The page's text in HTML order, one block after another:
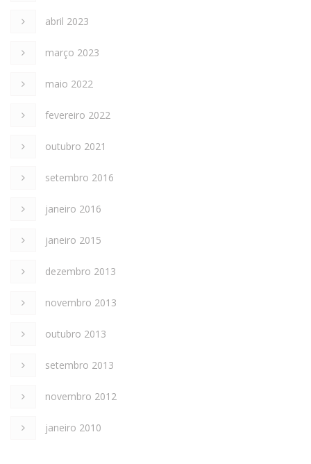
abril 2023
março 2023
maio 2022
fevereiro 2022
outubro 2021
setembro 2016
janeiro 2016
janeiro 2015
dezembro 2013
novembro 2013
outubro 2013
setembro 2013
novembro 2012
janeiro 2010